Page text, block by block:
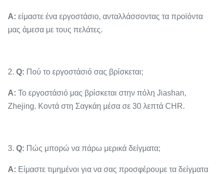
Α: είμαστε ένα εργοστάσιο, ανταλλάσσοντας τα προϊόντα
μας άμεσα με τους πελάτες.
2. Q: Πού το εργοστάσιό σας βρίσκεται;
Α: Το εργοστάσιό μας βρίσκεται στην πόλη Jiashan,
Zhejing. Κοντά στη Σαγκάη μέσα σε 30 λεπτά CHR.
3. Q: Πώς μπορώ να πάρω μερικά δείγματα;
Α: Είμαστε τιμημένοι για να σας προσφέρουμε τα δείγματα